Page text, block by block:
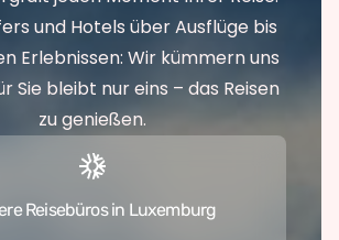
und Hotels über Ausflüge bis
Erlebnissen: Wir kümmern uns
Sie bleibt nur eins – das Reisen
zu genießen.
Reisebüros in Luxemburg